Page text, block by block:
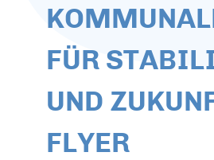
FÜR
UND
FLYER